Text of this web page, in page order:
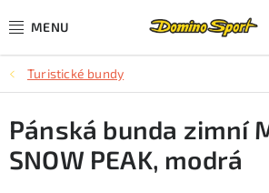
na
CYKLISTIKA
SJEZDOVÉ LYŽOVÁNÍ
SKIALPOVÉ LYŽOVÁNÍ
Turistické bundy
Pánská bunda zimní
SNOW PEAK, modrá